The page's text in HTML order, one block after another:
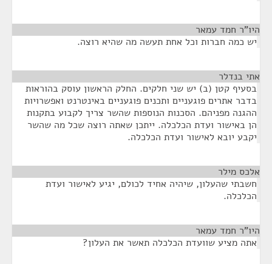
היו"ר חמד עמאר
יש כמה חברות וכל אחת תעשה מה שהיא רוצה.
אתי בנדלר
בסעיף קטן (ב) יש שני חלקים. החלק הראשון עוסק בהוראות
בדבר אתרים פוגעניים ותכנים פוגעניים באינטרנט ואפשרויות
ההגנה מפניהם. הסכנות הנוספות שהשר צריך לקבוע בתקנות
הן באישור ועדת הכלכלה. ייתכן שאתה רוצה שכל מה שהשר
יקבע יובא לאישור ועדת הכלכלה.
אלכס מילר
חשבתי שהעלון, שיהיה אחיד לכולם, יגיע לאישור ועדת
הכלכלה.
היו"ר חמד עמאר
אתה מציע שוועדת הכלכלה תאשר את העלון?